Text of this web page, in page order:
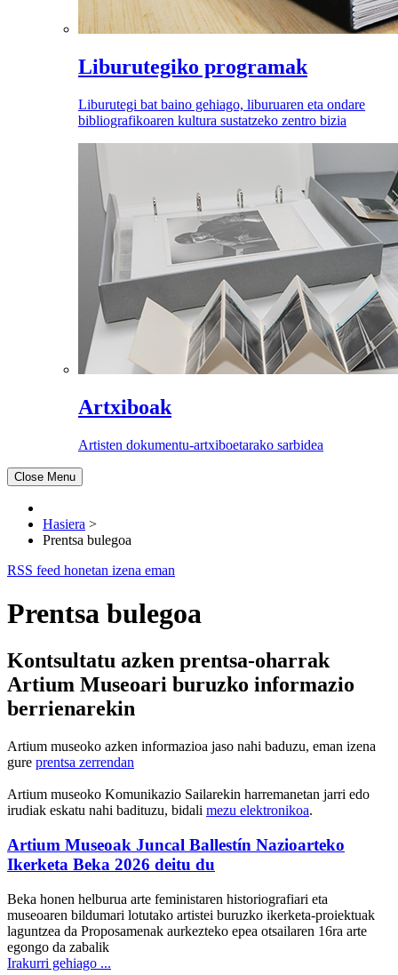
Liburutegiko programak
Liburutegi bat baino gehiago, liburuaren eta ondare
bibliografikoaren kultura sustatzeko zentro bizia
Artxiboak
Artisten dokumentu-artxiboetarako sarbidea
Close Menu
Hasiera >
Prentsa bulegoa
RSS feed honetan izena eman
Prentsa bulegoa
Kontsultatu azken prentsa-oharrak
Artium Museoari buruzko informazio
berrienarekin
Artium museoko azken informazioa jaso nahi baduzu, eman izena
gure prentsa zerrendan
Artium museoko Komunikazio Sailarekin harremanetan jarri edo
irudiak eskatu nahi badituzu, bidali mezu elektronikoa.
Artium Museoak Juncal Ballestín Nazioarteko
Ikerketa Beka 2026 deitu du
Beka honen helburua arte feministaren historiografiari eta
museoaren bildumari lotutako artistei buruzko ikerketa-proiektuak
laguntzea da Proposamenak aurkezteko epea otsailaren 16ra arte
egongo da zabalik
Irakurri gehiago ...